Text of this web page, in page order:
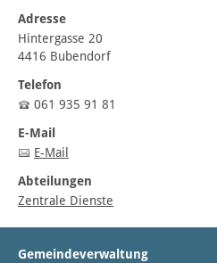
Adresse
Hintergasse 20
4416 Bubendorf
Telefon
061 935 91 81
E-Mail
E-Mail
Abteilungen
Zentrale Dienste
Gemeindeverwaltung